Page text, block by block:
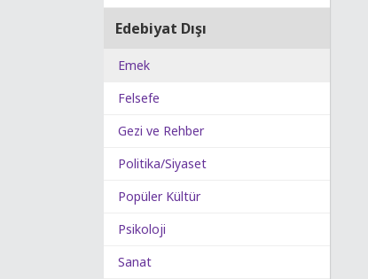
Edebiyat Dışı
Emek
Felsefe
Gezi ve Rehber
Politika/Siyaset
Popüler Kültür
Psikoloji
Sanat